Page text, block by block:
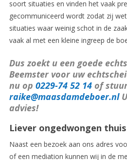
soort situaties en vinden het vaak
gecommuniceerd wordt zodat zij
situaties waar weinig schot in de
vaak al met een kleine ingreep de
Dus zoekt u een goede
Beemster voor uw
nu op 0229-74 52 14 of
raike@maasdamdeboer.nl
advies!
Liever ongedwongen thuis
Naast een bezoek aan ons adres
of een mediation kunnen wij in de